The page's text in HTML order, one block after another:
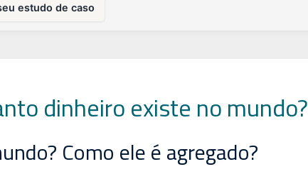
estudo de caso
dinheiro existe no mundo?
Como ele é agregado?